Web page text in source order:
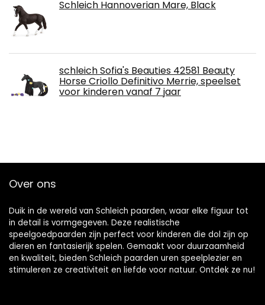
Schleich Hannoverian Mare, Black
schleich Sofia's Beauties 42581 Beauty
Horse Criollo Definitivo Merrie, speelset
voor kinderen vanaf 7 jaar
Over ons
Duik in de wereld van Schleich paarden, waar elke figuur tot
in detail is vormgegeven. Deze realistische
speelgoedpaarden zijn perfect voor kinderen die dol zijn op
dieren en fantasierijk spelen. Gemaakt voor duurzaamheid
en kwaliteit, bieden Schleich paarden uren speelplezier en
stimuleren ze creativiteit en liefde voor natuur. Ontdek ze nu!